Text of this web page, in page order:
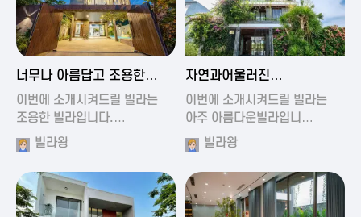
2024-11-19 01:47
너무나 아름답고 조용한
풀빌라
이번에 소개시켜드릴 빌라는
조용한 빌라입니다.…
빌라왕
2024-11-19 01:17
자연과어울러진
아름다운풀빌라
이번에 소개시켜드릴 빌라는
아주 아름다운빌라입니…
빌라왕